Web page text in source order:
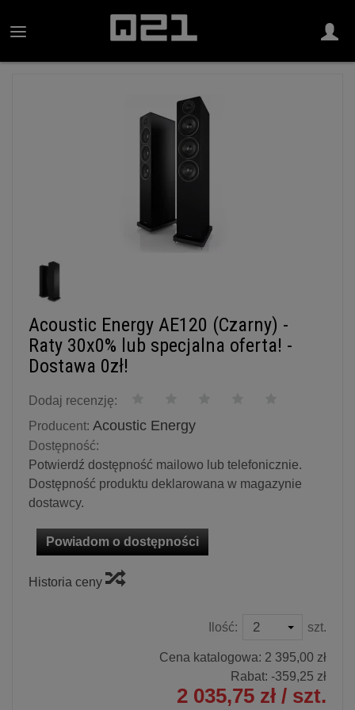
Acoustic Energy AE120 (Czarny) -
Raty 30x0% lub specjalna oferta! -
Dostawa 0zł!
Dodaj recenzję:
Producent: Acoustic Energy
Dostępność:
Potwierdź dostępność mailowo lub telefonicznie.
Dostępność produktu deklarowana w magazynie
dostawcy.
Powiadom o dostępności
Historia ceny
Ilość: szt.
Cena katalogowa: 2 395,00 zł
Rabat: -359,25 zł
2 035,75 zł / szt.